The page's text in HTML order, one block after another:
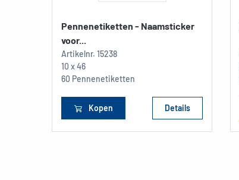
Pennenetiketten - Naamsticker
voor...
Artikelnr. 15238
10 x 46
60 Pennenetiketten
Kopen Details